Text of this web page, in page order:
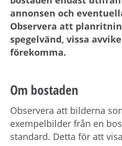
annonsen och
Observera att
spegelvänd, vissa
förekomma.
Om bostaden
Observera att bilderna
exempelbilder från en
standard. Detta för att